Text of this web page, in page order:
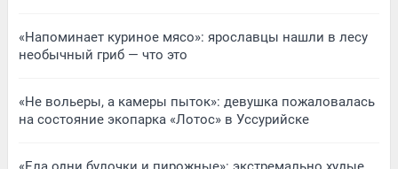
«Напоминает куриное мясо»: ярославцы нашли в лесу
необычный гриб — что это
«Не вольеры, а камеры пыток»: девушка пожаловалась
на состояние экопарка «Лотос» в Уссурийске